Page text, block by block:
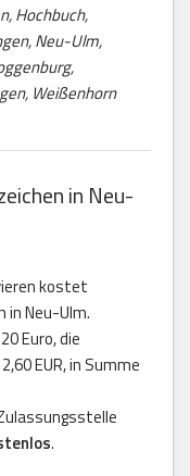
Hochbuch,
Neu-Ulm,
Weißenhorn
in Neu-
kostet
in Neu-Ulm.
Euro, die
EUR, in Summe
.